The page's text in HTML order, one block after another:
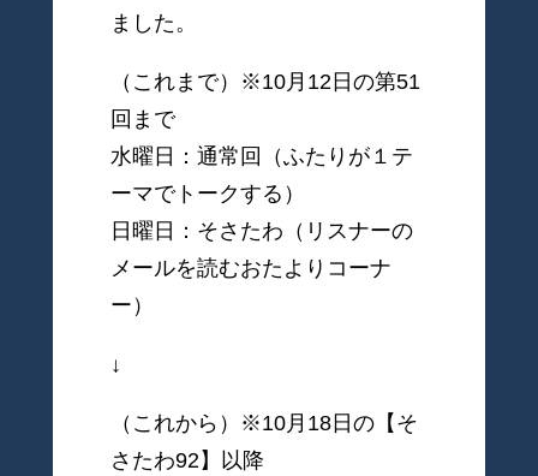
ました。
（これまで）※10月12日の第51
回まで
水曜日：通常回（ふたりが１テ
ーマでトークする）
日曜日：そさたわ（リスナーの
メールを読むおたよりコーナ
ー）
↓
（これから）※10月18日の【そ
さたわ92】以降